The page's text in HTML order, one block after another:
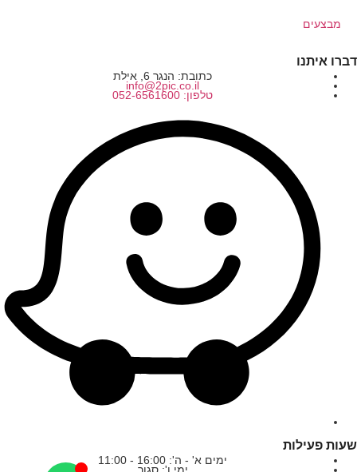
מבצעים
דברו איתנו
כתובת: הנגר 6, אילת
info@2pic.co.il
טלפון: 052-6561600
שעות פעילות
ימים א' - ה': 16:00 - 11:00